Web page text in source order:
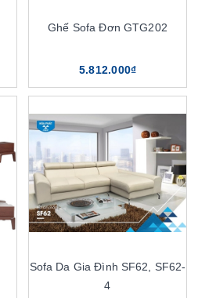
Ghế Sofa Đơn GTG202
5.812.000₫
Sofa Da Gia Đình SF62, SF62-
4